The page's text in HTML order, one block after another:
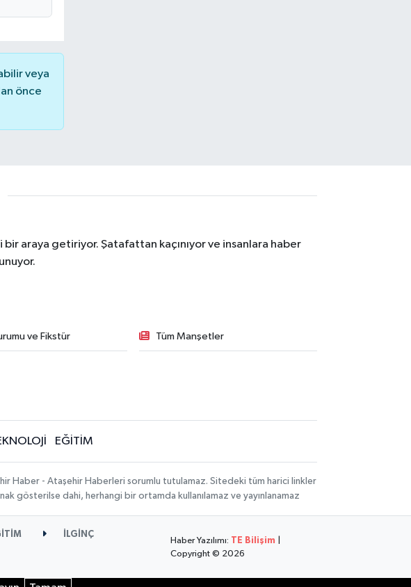
veya
önce
araya getiriyor. Şatafattan kaçınıyor ve insanlara haber
ve Fikstür Tüm Manşetler
EĞİTİM
Haber - Ataşehir Haberleri sorumlu tutulamaz. Sitedeki tüm harici linkler
gösterilse dahi, herhangi bir ortamda kullanılamaz ve yayınlanamaz
İLGİNÇ
Haber Yazılımı: TE Bilişim
Copyright © 2026